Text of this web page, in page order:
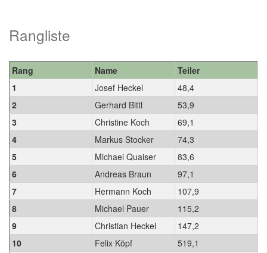
Rangliste
Rang Name
Teiler
1
Josef Heckel
48,4
2
Gerhard Bittl
53,9
3
Christine Koch
69,1
4
Markus Stocker
74,3
5
Michael Quaiser
83,6
6
Andreas Braun
97,1
7
Hermann Koch
107,9
8
Michael Pauer
115,2
9
Christian Heckel
147,2
10
Felix Köpf
519,1